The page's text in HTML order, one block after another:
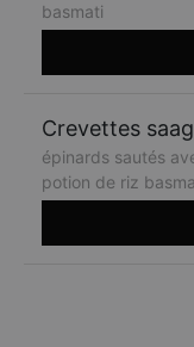
basmati
Crevettes saag
épinards sautés
potion de riz